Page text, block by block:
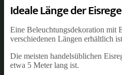
Ideale Länge der
Eine Beleuchtungsdekoration mit
verschiedenen Längen erhältlich
Die meisten handelsüblichen
etwa 5 Meter lang ist.